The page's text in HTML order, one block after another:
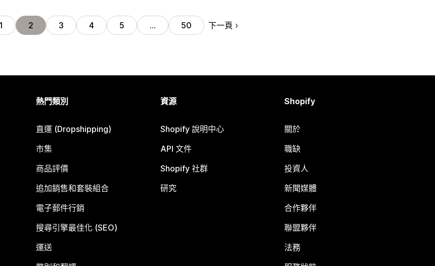
1 2 3 4 5 … 50 下一頁
熱門類別
直運 (Dropshipping)
市集
商品評價
追加銷售和套裝組合
電子郵件行銷
搜尋引擎最佳化 (SEO)
運送
資源
Shopify 說明中心
API 文件
Shopify 社群
研究
Shopify
關於
職缺
投資人
新聞媒體
合作夥伴
聯盟夥伴
法務